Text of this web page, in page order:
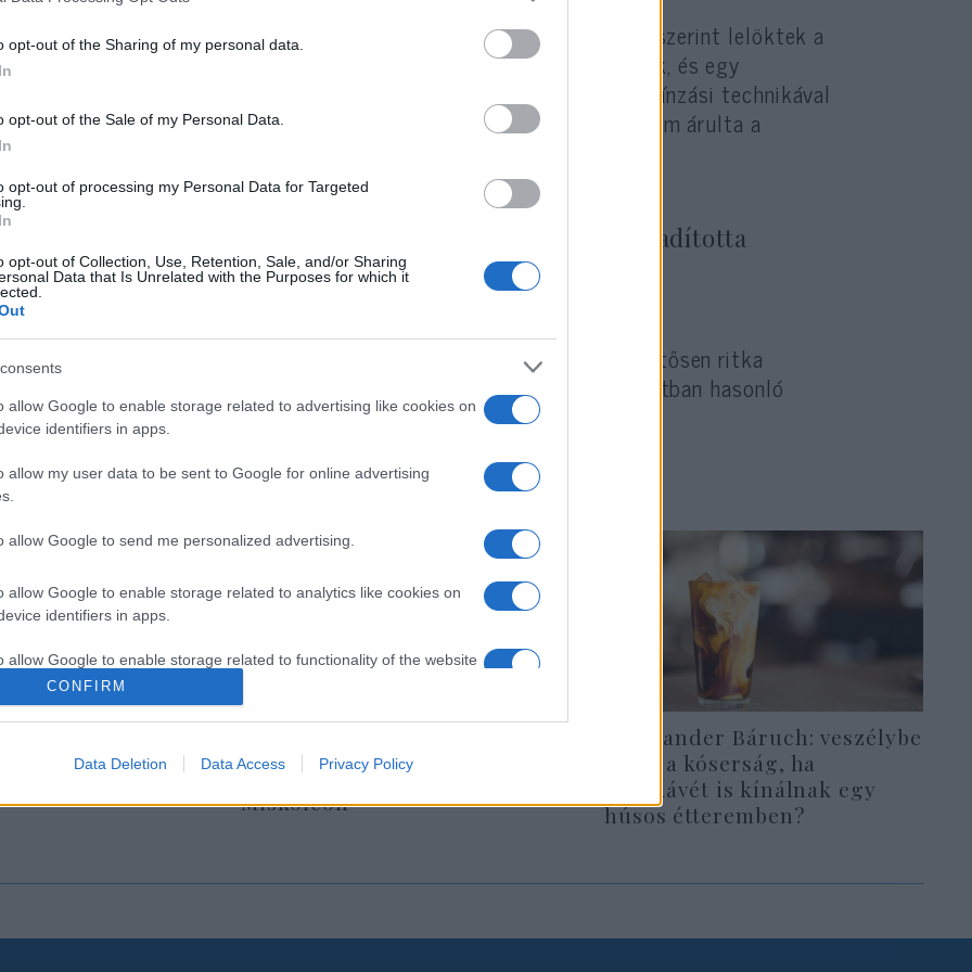
opt-out of the Sharing of my personal data.
opt-out of the Sale of my Personal Data.
opt-out of processing my Personal Data for Targeted
opt-out of Collection, Use, Retention, Sale, and/or Sharing
Data that Is Unrelated with the Purposes for which it
allow Google to enable storage related to advertising like cookies on
identifiers in apps.
allow my user data to be sent to Google for online advertising
allow Google to send me personalized advertising.
allow Google to enable storage related to analytics like cookies on
identifiers in apps.
allow Google to enable storage related to functionality of the website
allow Google to enable storage related to personalization.
functionality and fraud prevention, and other user protection.
CONFIRM
Data Deletion Data Access Privacy Policy
súlyosan bántalmazták a 73 éves férfit, akit a jelentések szerint lelöktek a
megrugdostak és megszurkáltak. Ezután egy székhez kötözték, és egy
szorítottak a szájához, amit vízzel öntöttek le — ezzel a kínzási technikával
fulladásos tüneteket váltottak ki nála mindaddig, míg Wesly el nem árulta a
tartozó kódot.
A történteket követően a férfinak órákba telt, míg kiszabadította
és értesítette a rendőrséget.
Telegraphic Agency szerint a kegyetlen rablótámadás meglehetősen ritka
számít az országban, ahol zsidó vezetőket is ritkán értek a múltban hasonló
új alijázó érkezett
Óriási meglepetés várta a
Hapoel Tel-Aviv szurkolóit
Miskolcon
Oberlander Báruch: veszélybe
kerül a kóserság, ha
tejeskávét is kínálnak egy
húsos étteremben?